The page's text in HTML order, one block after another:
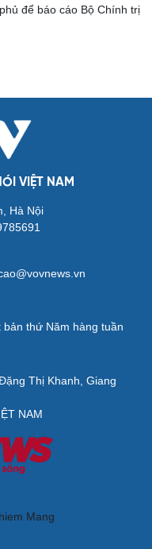
để báo cáo Bộ Chính trị
VIỆT NAM
Hà Nội
bản thứ Năm hàng tuần
Thị Khanh, Giang
NAM